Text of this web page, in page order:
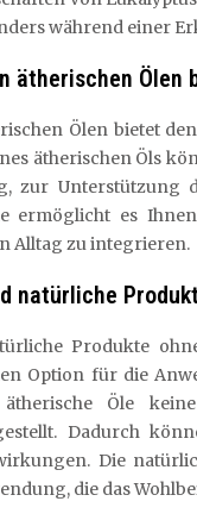
während einer
ätherischen
Ölen bietet
ätherischen Öls
zur Unterstützung
ermöglicht es
Alltag zu integrieren.
natürliche
Produkte
Option für die
Öle
Dadurch
Die
die das